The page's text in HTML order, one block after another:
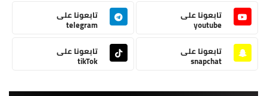
تابعونا على
youtube
تابعونا على
telegram
تابعونا على
snapchat
تابعونا على
tikTok